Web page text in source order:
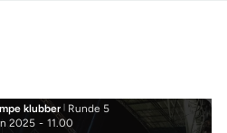
klubber | Runde 5
2025 - 11.00